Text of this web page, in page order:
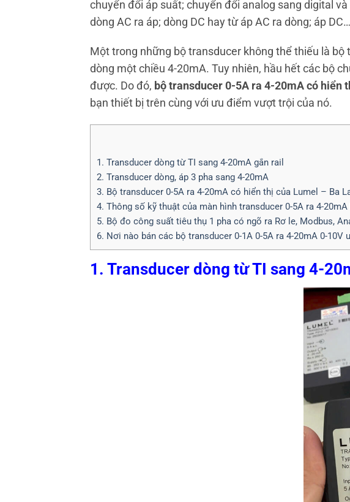
chuyển đổi áp suất; chuyển đổi analog sang digital
dòng AC ra áp; dòng DC hay từ áp AC ra dòng; áp
Một trong những bộ transducer không thể thiếu là
dòng một chiều 4-20mA. Tuy nhiên, hầu hết các bộ
được. Do đó, bộ transducer 0-5A ra 4-20mA có hiển
bạn thiết bị trên cùng với ưu điểm vượt trội của nó.
1. Transducer dòng từ TI sang 4-20mA gắn rail
2. Transducer dòng, áp 3 pha sang 4-20mA
3. Bộ transducer 0-5A ra 4-20mA có hiển thị của Lumel – Ba
4. Thông số kỹ thuật của màn hình transducer 0-5A ra 4-20mA
5. Bộ đo công suất tiêu thụ 1 pha có ngõ ra Rơ le, Modbus,
6. Nơi nào bán các bộ transducer 0-1A 0-5A ra 4-20mA 0-10V
1. Transducer dòng từ TI sang 4-